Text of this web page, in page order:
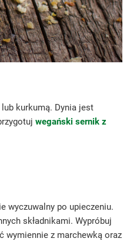
kurkumą. Dynia jest
wegański sernik z
wyczuwalny po upieczeniu.
składnikami. Wypróbuj
wymiennie z marchewką oraz